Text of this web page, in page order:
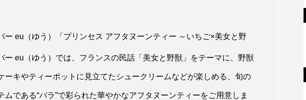
ー eu（ゆう）「プリンセス アフタヌーンティー ～いちご×美女と野
ー eu（ゆう）では、フランスの民話「美女と野獣」をテーマに、野獣
ーキやティーポットに見立てたシュークリームなどが楽しめる、旬の
ムである“バラ”で彩られた華やかなアフタヌーンティーをご用意しま